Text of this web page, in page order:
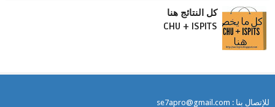
كل النتائج هنا
CHU + ISPITS
للإتصال بنا : se7apro@gmail.com